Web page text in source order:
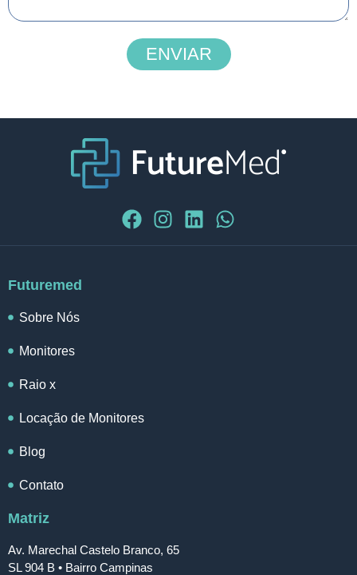
ENVIAR
Futuremed
Sobre Nós
Monitores
Raio x
Locação de Monitores
Blog
Contato
Matriz
Av. Marechal Castelo Branco, 65
SL 904 B • Bairro Campinas